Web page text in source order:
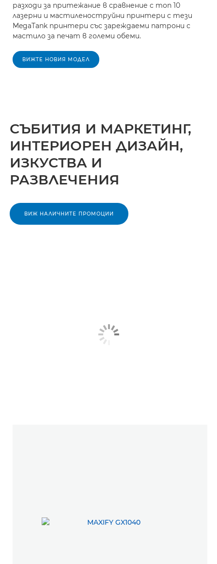
разходи за притежание в сравнение с топ 10
лазерни и мастиленоструйни принтери с тези
MegaTank принтери със зареждаеми патрони с
мастило за печат в големи обеми.
ВИЖТЕ НОВИЯ МОДЕЛ
СЪБИТИЯ И МАРКЕТИНГ,
ИНТЕРИОРЕН ДИЗАЙН,
ИЗКУСТВА И
РАЗВЛЕЧЕНИЯ
ВИЖ НАЛИЧНИТЕ ПРОМОЦИИ